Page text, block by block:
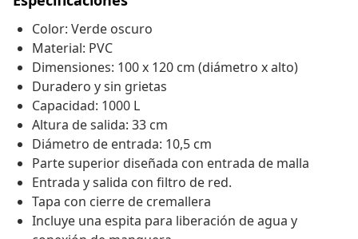
Color: Verde oscuro
Material: PVC
Dimensiones: 100 x 120 cm (diámetro x alto)
Duradero y sin grietas
Capacidad: 1000 L
Altura de salida: 33 cm
Diámetro de entrada: 10,5 cm
Parte superior diseñada con entrada de malla
Entrada y salida con filtro de red.
Tapa con cierre de cremallera
Incluye una espita para liberación de agua y